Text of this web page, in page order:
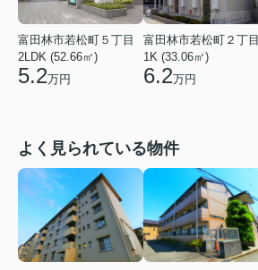
富田林市若松町５丁目
2LDK (52.66㎡)
5.2万円
富田林市若松町２丁目
1K (33.06㎡)
6.2万円
よく見られている物件